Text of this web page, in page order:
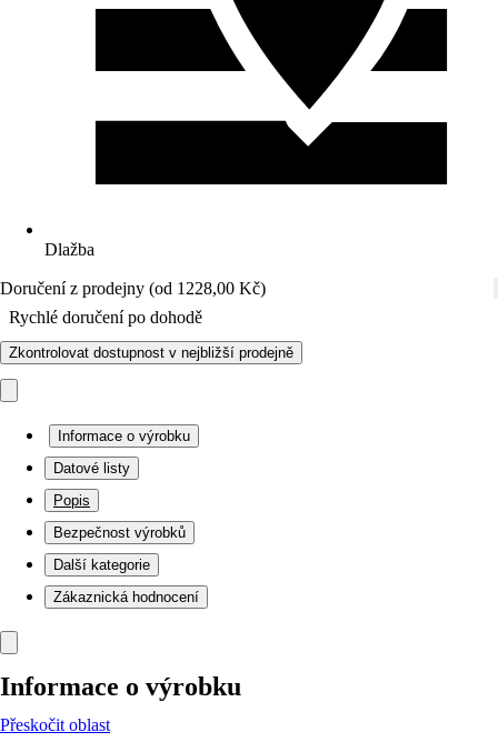
Dlažba
Doručení z prodejny (od 1228,00 Kč)
Rychlé doručení po dohodě
Zkontrolovat dostupnost v nejbližší prodejně
Informace o výrobku
Datové listy
Popis
Bezpečnost výrobků
Další kategorie
Zákaznická hodnocení
Informace o výrobku
Přeskočit oblast